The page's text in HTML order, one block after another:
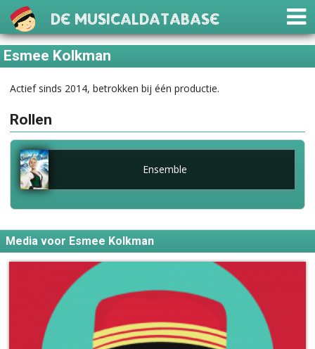
De Musicaldatabase
Esmee Kolkman
Actief sinds 2014, betrokken bij één productie.
Rollen
Ensemble
Media voor Esmee Kolkman